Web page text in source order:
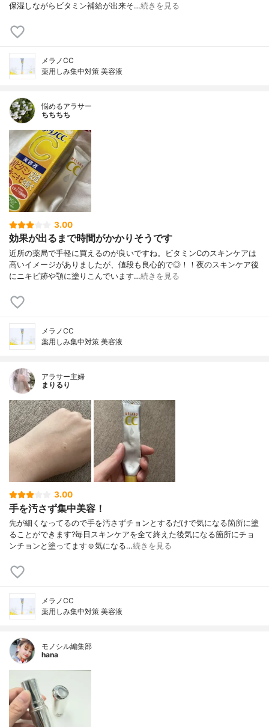
保湿しながらビタミン補給が出来そ…続きを見る
メラノCC
薬用しみ集中対策 美容液
悩めるアラサー
ちちちち
3.00
効果が出るまで時間がかかりそうです
近所の薬局で手軽に買えるのが良いですね。ビタミンCのスキンケアは
高いイメージがありましたが、値段も良心的で◎！！夜のスキンケア後
にニキビ跡や顎に塗りこんでいます…続きを見る
メラノCC
薬用しみ集中対策 美容液
アラサー主婦
まりるり
3.00
手を汚さず集中美容！
先が細くなってるので手を汚さずチョンとするだけで気になる箇所に塗
ることができます?毎日スキンケアを全て終えた後気になる箇所にチョ
ンチョンと塗ってます☺️気になる…続きを見る
メラノCC
薬用しみ集中対策 美容液
モノシル編集部
hana